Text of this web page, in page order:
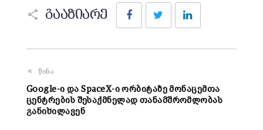
გააზიარე
FacebookTwitter
წინა
Google-ი და SpaceX-ი ორბიტაზე მონაცემთა
ცენტრების შესაქმნელად თანამშრომლობას
განიხილავენ